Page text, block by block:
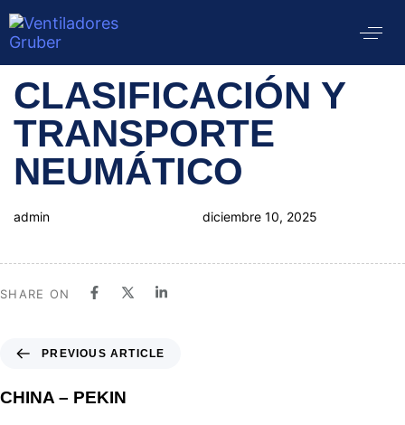
IN:
CLASIFICACIÓN Y
TRANSPORTE
NEUMÁTICO
admin
on:
diciembre 10, 2025
SHARE ON
PREVIOUS ARTICLE
CHINA – PEKIN